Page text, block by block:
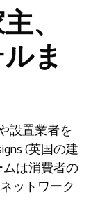
、
ま
設置業者を
(英国の建
は消費者の
ットワーク